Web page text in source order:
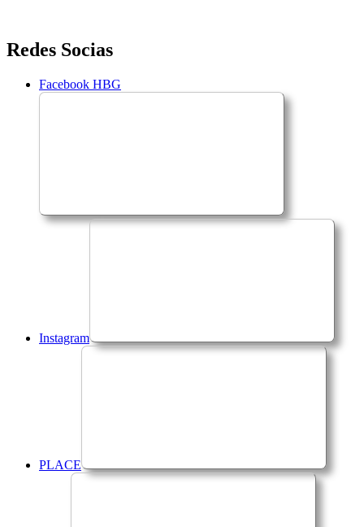
Saltar
para
conteúdo
Redes Socias
Facebook HBG
Instagram
PLACE